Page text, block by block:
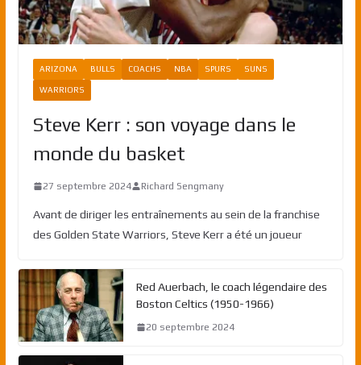
ARIZONA BULLS COACHS NBA SPURS SUNS
WARRIORS
Steve Kerr : son voyage dans le
monde du basket
27 septembre 2024 Richard Sengmany
Avant de diriger les entraînements au sein de la franchise
des Golden State Warriors, Steve Kerr a été un joueur
Red Auerbach, le coach légendaire des
Boston Celtics (1950-1966)
20 septembre 2024